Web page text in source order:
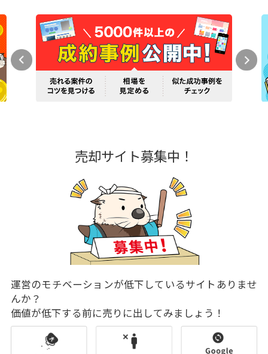
売却サイト募集中！
運営のモチベーションが低下しているサイトありませ
んか？
価値が低下する前に売りに出してみましょう！